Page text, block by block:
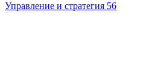
Управление и стратегия 56